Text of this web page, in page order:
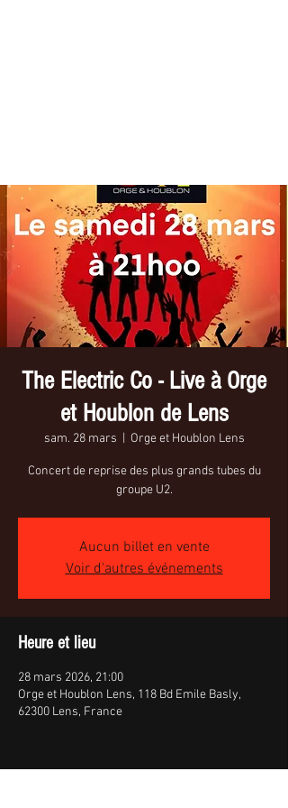
The Electric Co - Live à Orge
et Houblon de Lens
sam. 28 mars Orge et Houblon Lens
Concert de reprise des plus grands tubes du
groupe U2.
Aucun billet en vente
Voir d'autres événements
Heure et lieu
28 mars 2026, 21:00
Orge et Houblon Lens, 118 Bd Emile Basly,
62300 Lens, France